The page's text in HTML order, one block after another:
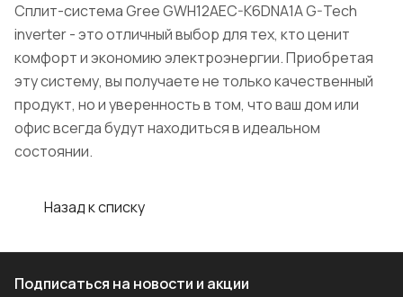
Сплит-система Gree GWH12AEC-K6DNA1A G-Tech
inverter - это отличный выбор для тех, кто ценит
комфорт и экономию электроэнергии. Приобретая
эту систему, вы получаете не только качественный
продукт, но и уверенность в том, что ваш дом или
офис всегда будут находиться в идеальном
состоянии.
Назад к списку
Подписаться на новости и акции